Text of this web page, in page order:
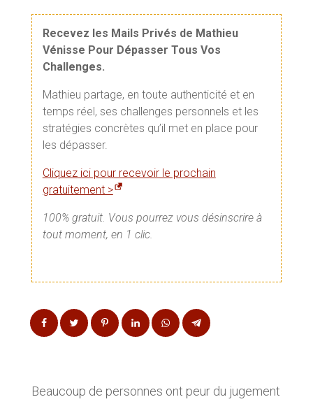
Recevez les Mails Privés de Mathieu
Vénisse Pour Dépasser Tous Vos
Challenges.
Mathieu partage, en toute authenticité et en
temps réel, ses challenges personnels et les
stratégies concrètes qu’il met en place pour
les dépasser.
Cliquez ici pour recevoir le prochain
gratuitement >
100% gratuit. Vous pourrez vous désinscrire à
tout moment, en 1 clic.
Beaucoup de personnes ont peur du jugement